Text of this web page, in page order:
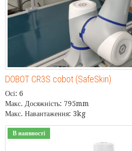
DOBOT CR3S cobot (SafeSkin)
Осі: 6
Макс. Досяжність: 795mm
Макс. Навантаження: 3kg
В наявності